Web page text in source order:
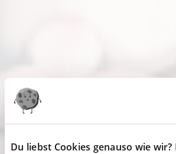
Du liebst Cookies genauso wie